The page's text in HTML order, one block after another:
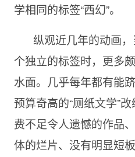
学相同的标签“西幻”。
纵观近几年的动画
个独立的标签时，更多
水面。几乎每年都有能
预算奇高的“厕纸文学”
费不足令人遗憾的作品
体的烂片、没有明显短